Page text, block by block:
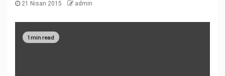
21 Nisan 2015 admin
1 min read